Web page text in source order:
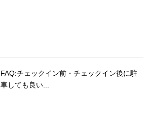
FAQ:チェックイン前・チェックイン後に駐
車しても良い...